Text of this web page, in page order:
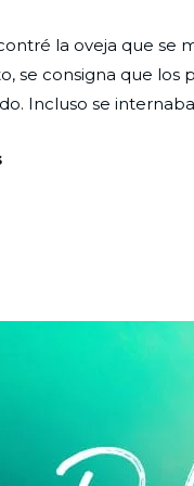
la oveja que se
se consigna que
Incluso se